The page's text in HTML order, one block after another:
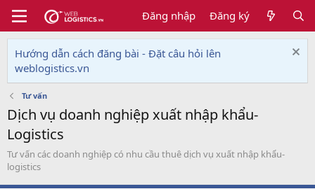
Đăng nhập Đăng ký
Hướng dẫn cách đăng bài - Đặt câu hỏi lên
weblogistics.vn
Tư vấn
Dịch vụ doanh nghiệp xuất nhập khẩu-
Logistics
Tư vấn các doanh nghiệp có nhu cầu thuê dịch vụ xuất nhập khẩu-
logistics